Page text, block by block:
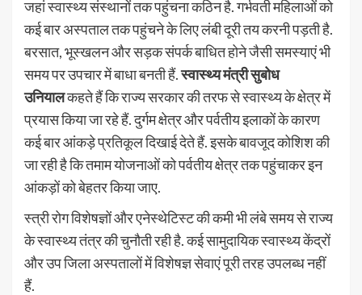
जहां स्वास्थ्य संस्थानों तक पहुंचना कठिन है. गर्भवती महिलाओं को
कई बार अस्पताल तक पहुंचने के लिए लंबी दूरी तय करनी पड़ती है.
बरसात, भूस्खलन और सड़क संपर्क बाधित होने जैसी समस्याएं भी
समय पर उपचार में बाधा बनती हैं.स्वास्थ्य मंत्री सुबोध
उनियालकहते हैं कि राज्य सरकार की तरफ से स्वास्थ्य के क्षेत्र में
प्रयास किया जा रहे हैं. दुर्गम क्षेत्र और पर्वतीय इलाकों के कारण
कई बार आंकड़े प्रतिकूल दिखाई देते हैं. इसके बावजूद कोशिश की
जा रही है कि तमाम योजनाओं को पर्वतीय क्षेत्र तक पहुंचाकर इन
आंकड़ों को बेहतर किया जाए.
स्त्री रोग विशेषज्ञों और एनेस्थेटिस्ट की कमी भी लंबे समय से राज्य
के स्वास्थ्य तंत्र की चुनौती रही है. कई सामुदायिक स्वास्थ्य केंद्रों
और उप जिला अस्पतालों में विशेषज्ञ सेवाएं पूरी तरह उपलब्ध नहीं
हैं.